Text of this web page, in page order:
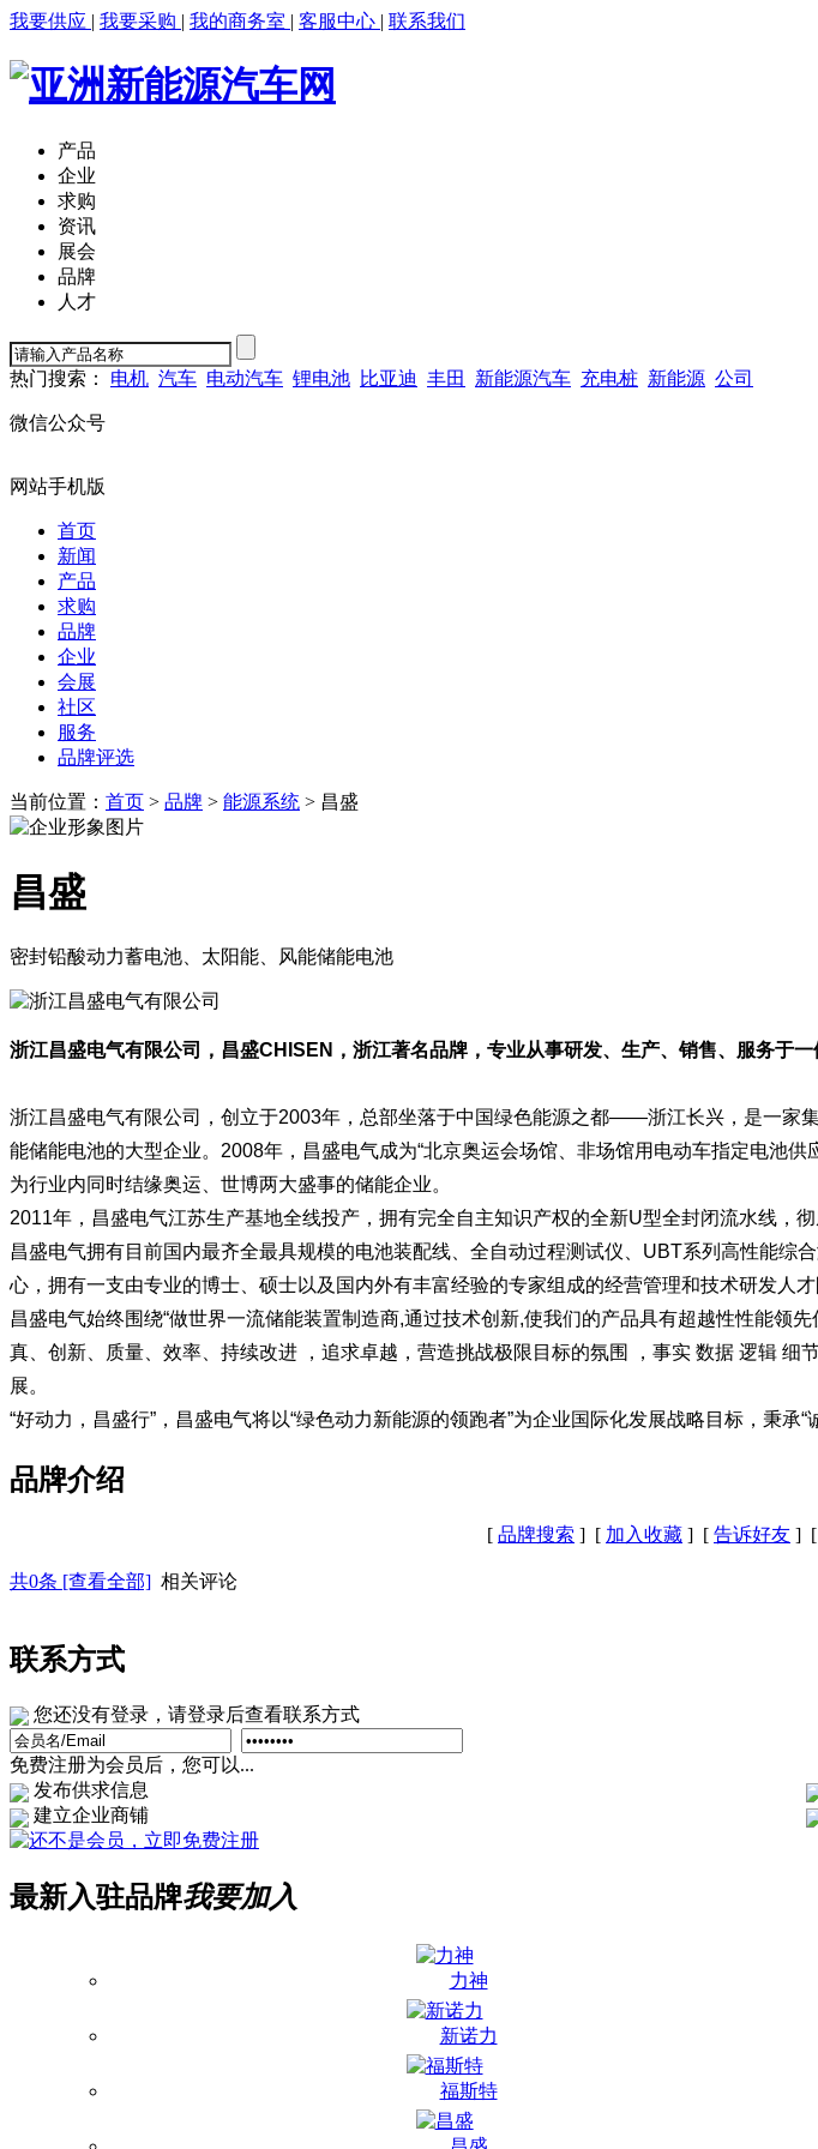
我要供应 | 我要采购 | 我的商务室 | 客服中心 | 联系我们
产品
企业
求购
资讯
展会
品牌
人才
热门搜索： 电机 汽车 电动汽车 锂电池 比亚迪 丰田 新能源汽车 充电桩 新能源 公司
微信公众号
网站手机版
首页
新闻
产品
求购
品牌
企业
会展
社区
服务
品牌评选
当前位置： 首页 > 品牌 > 能源系统 > 昌盛
昌盛
密封铅酸动力蓄电池、太阳能、风能储能电池
浙江昌盛电气有限公司，昌盛CHISEN，浙江著名品牌，专业从事研发、生产、销售、服务于
浙江昌盛电气有限公司，创立于2003年，总部坐落于中国绿色能源之都——浙江长兴，是一家
能储能电池的大型企业。2008年，昌盛电气成为“北京奥运会场馆、非场馆用电动车指定电池
为行业内同时结缘奥运、世博两大盛事的储能企业。
2011年，昌盛电气江苏生产基地全线投产，拥有完全自主知识产权的全新U型全封闭流水线，
昌盛电气拥有目前国内最齐全最具规模的电池装配线、全自动过程测试仪、UBT系列高性能
心，拥有一支由专业的博士、硕士以及国内外有丰富经验的专家组成的经营管理和技术研发人
昌盛电气始终围绕“做世界一流储能装置制造商,通过技术创新,使我们的产品具有超越性性能领
真、创新、质量、效率、持续改进 ，追求卓越，营造挑战极限目标的氛围 ，事实 数据 逻辑 细
展。
“好动力，昌盛行”，昌盛电气将以“绿色动力新能源的领跑者”为企业国际化发展战略目标，秉承
品牌介绍
[ 品牌搜索 ] [ 加入收藏 ] [ 告诉好友 ] [
共0条 [查看全部] 相关评论
联系方式
您还没有登录，请登录后查看联系方式
免费注册为会员后，您可以...
发布供求信息
建立企业商铺
最新入驻品牌我要加入
力神
新诺力
福斯特